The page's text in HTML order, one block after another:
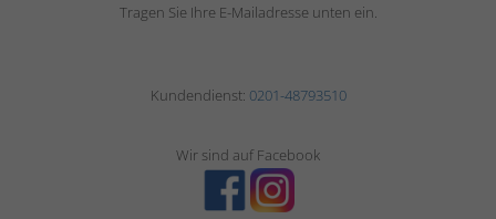
Tragen Sie Ihre E-Mailadresse unten ein.
Kundendienst: 0201-48793510
Wir sind auf Facebook